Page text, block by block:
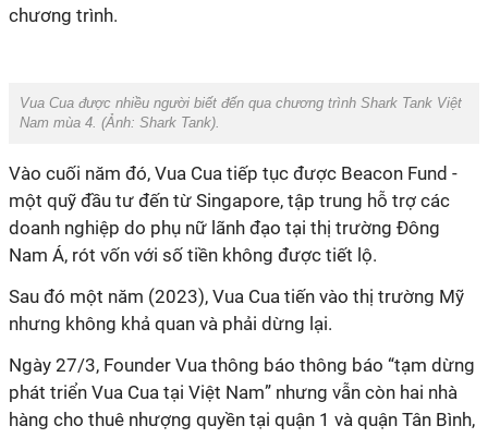
chương trình.
Vua Cua được nhiều người biết đến qua chương trình Shark Tank Việt
Nam mùa 4. (Ảnh: Shark Tank).
Vào cuối năm đó, Vua Cua tiếp tục được Beacon Fund -
một quỹ đầu tư đến từ Singapore, tập trung hỗ trợ các
doanh nghiệp do phụ nữ lãnh đạo tại thị trường Đông
Nam Á, rót vốn với số tiền không được tiết lộ.
Sau đó một năm (2023), Vua Cua tiến vào thị trường Mỹ
nhưng không khả quan và phải dừng lại.
Ngày 27/3, Founder Vua thông báo thông báo “tạm dừng
phát triển Vua Cua tại Việt Nam” nhưng vẫn còn hai nhà
hàng cho thuê nhượng quyền tại quận 1 và quận Tân Bình,